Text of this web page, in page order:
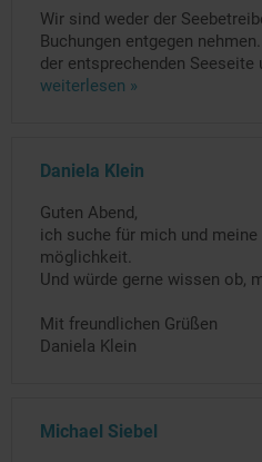
Wir sind weder der
Buchungen entgegen
der entsprechenden Seeseite
weiterlesen »
Daniela Klein
Guten Abend,
ich suche für mich und
möglichkeit.
Und würde gerne wissen ob,
Mit freundlichen Grüßen
Daniela Klein
Michael Siebel